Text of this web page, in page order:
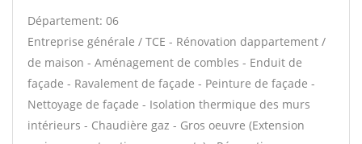
Département: 06
Entreprise générale / TCE - Rénovation dappartement /
de maison - Aménagement de combles - Enduit de
façade - Ravalement de façade - Peinture de façade -
Nettoyage de façade - Isolation thermique des murs
intérieurs - Chaudière gaz - Gros oeuvre (Extension